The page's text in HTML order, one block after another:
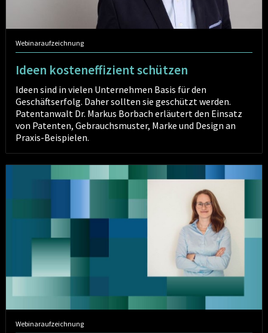
Webinaraufzeichnung
Ideen kosteneffizient schützen
Ideen sind in vielen Unternehmen Basis für den
Geschäftserfolg. Daher sollten sie geschützt werden.
Patentanwalt Dr. Markus Borbach erläutert den Einsatz
von Patenten, Gebrauchsmuster, Marke und Design an
Praxis-Beispielen.
Webinaraufzeichnung
Sie
kundenzentriert
entwickeln
können